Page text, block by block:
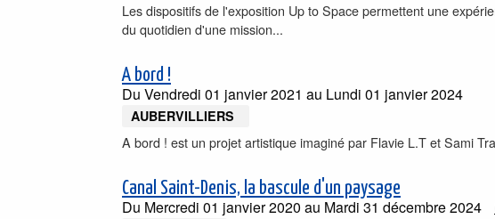
Les dispositifs de l'exposition Up to Space permettent une
du quotidien d'une mission...
A bord !
Du Vendredi 01 janvier 2021 au Lundi 01 janvier 2024
AUBERVILLIERS
A bord ! est un projet artistique imaginé par Flavie L.T et Sami
Canal Saint-Denis, la bascule d'un paysage
Du Mercredi 01 janvier 2020 au Mardi 31 décembre 2024